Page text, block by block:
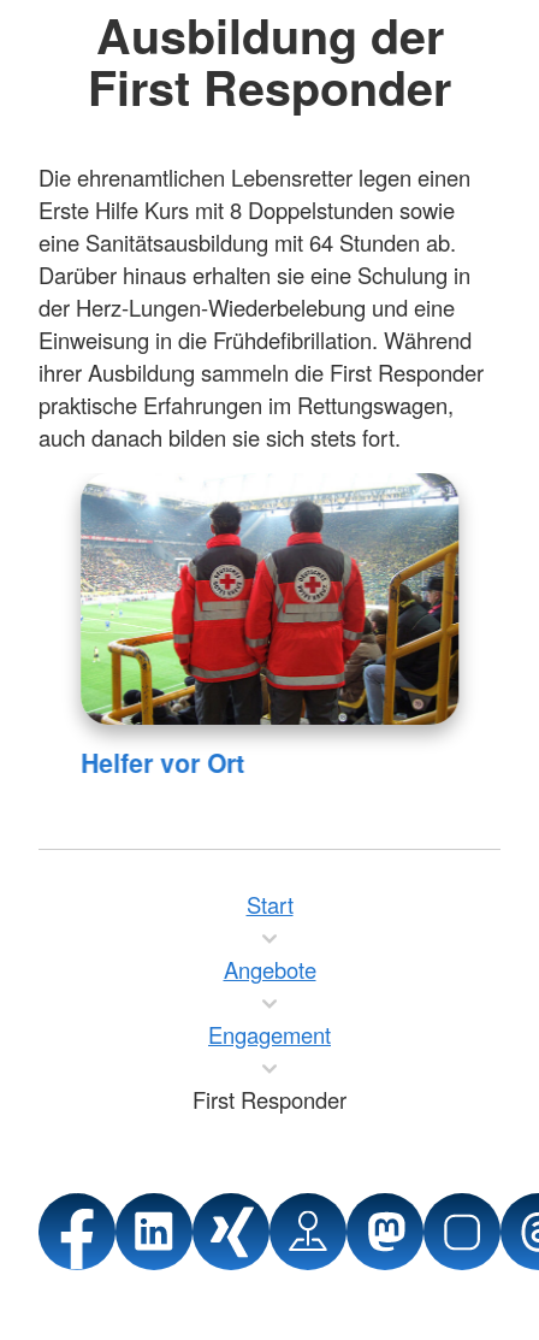
Ausbildung der
First Responder
Die ehrenamtlichen Lebensretter legen einen
Erste Hilfe Kurs mit 8 Doppelstunden sowie
eine Sanitätsausbildung mit 64 Stunden ab.
Darüber hinaus erhalten sie eine Schulung in
der Herz-Lungen-Wiederbelebung und eine
Einweisung in die Frühdefibrillation. Während
ihrer Ausbildung sammeln die First Responder
praktische Erfahrungen im Rettungswagen,
auch danach bilden sie sich stets fort.
Helfer vor Ort
Start
Angebote
Engagement
First Responder